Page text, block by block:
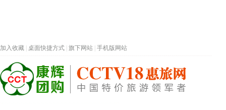
加入收藏 桌面快捷方式 旗下网站 手机版网站